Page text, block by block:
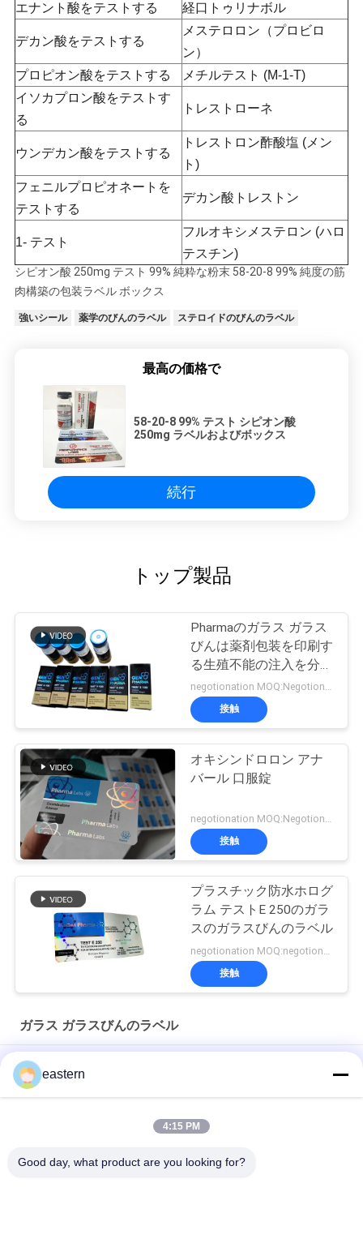
エナント酸をテストする
経口トゥリナボル
デカン酸をテストする
メステロロン（プロビロ
ン）
プロピオン酸をテストする
メチルテスト (M-1-T)
イソカプロン酸をテストす
る
トレストローネ
ウンデカン酸をテストする
トレストロン酢酸塩 (メン
ト)
フェニルプロピオネートを
テストする
デカン酸トレストン
1- テスト
フルオキシメステロン (ハロ
テスチン)
シピオン酸 250mg テスト 99% 純粋な粉末 58-20-8 99% 純度の筋
肉構築の包装ラベル ボックス
強いシール 薬学のびんのラベル ステロイドのびんのラベル
最高の価格で
58-20-8 99% テスト シピオン酸
250mg ラベルおよびボックス
続行
トップ製品
Pharmaのガラス ガラス
びんは薬剤包装を印刷す
る生殖不能の注入を分類
します
negotionation MOQ:Negotionation
接触
オキシンドロロン アナ
バール 口服錠
negotionation MOQ:Negotionation
接触
プラスチック防水ホログ
ラム テストE 250のガラ
スのガラスびんのラベル
接触
ガラス ガラスびんのラベル
ソマトロピン HG 176-191 2mlx10 ラベル付きガラスバイアル
フルセットのPaer Instrutionが付いているトレンアセテートバ
eastern
4:15 PM
Good day, what product are you looking for?